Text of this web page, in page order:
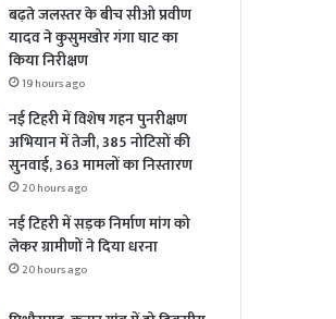
बढ़ते जलस्तर के बीच सीओ प्रवीण
यादव ने कुसुमखोर गंगा घाट का
किया निरीक्षण
19 hours ago
नई टिहरी में विशेष गहन पुनरीक्षण
अभियान में तेजी, 385 नोटिसों की
सुनवाई, 363 मामलों का निस्तारण
20 hours ago
नई टिहरी में सड़क निर्माण मांग को
लेकर ग्रामीणों ने दिया धरना
20 hours ago